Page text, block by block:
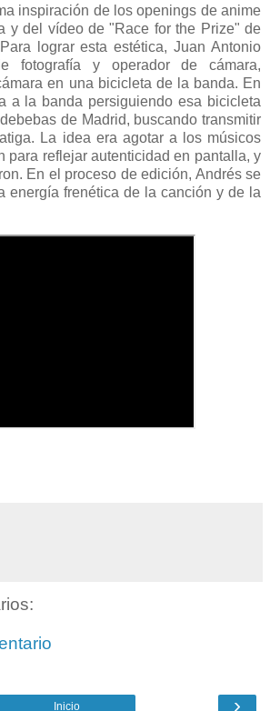
inspiración de los openings de anime
y del vídeo de "Race for the Prize" de
lograr esta estética, Juan Antonio
fotografía y operador de cámara,
en una bicicleta de la banda. En
a la banda persiguiendo esa bicicleta
de Madrid, buscando transmitir
La idea era agotar a los músicos
para reflejar autenticidad en pantalla, y
En el proceso de edición, Andrés se
energía frenética de la canción y de la
›
Inicio